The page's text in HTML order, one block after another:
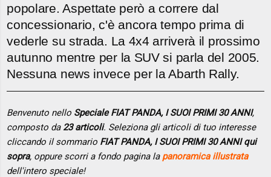
popolare. Aspettate però a correre dal
concessionario, c'è ancora tempo prima di
vederle su strada. La 4x4 arriverà il prossimo
autunno mentre per la SUV si parla del 2005.
Nessuna news invece per la Abarth Rally.
Benvenuto nello Speciale FIAT PANDA, I SUOI PRIMI 30 ANNI,
composto da 23 articoli. Seleziona gli articoli di tuo interesse
cliccando il sommario FIAT PANDA, I SUOI PRIMI 30 ANNI qui
sopra, oppure scorri a fondo pagina la panoramica illustrata
dell'intero speciale!